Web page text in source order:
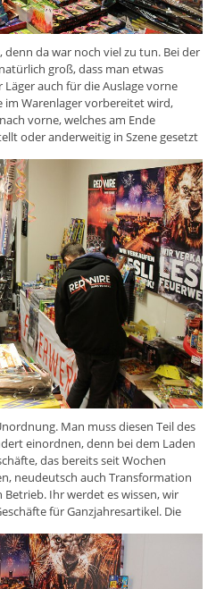
da war noch viel zu tun. Bei der
groß, dass man etwas
auch für die Auslage vorne
im Warenlager vorbereitet wird,
vorne, welches am Ende
oder anderweitig in Szene gesetzt
begehbar, soviele Sets warten auf
Man muss diesen Teil des
einordnen, denn bei dem Laden
das bereits seit Wochen
neudeutsch auch Transformation
Ihr werdet es wissen, wir
für Ganzjahresartikel. Die